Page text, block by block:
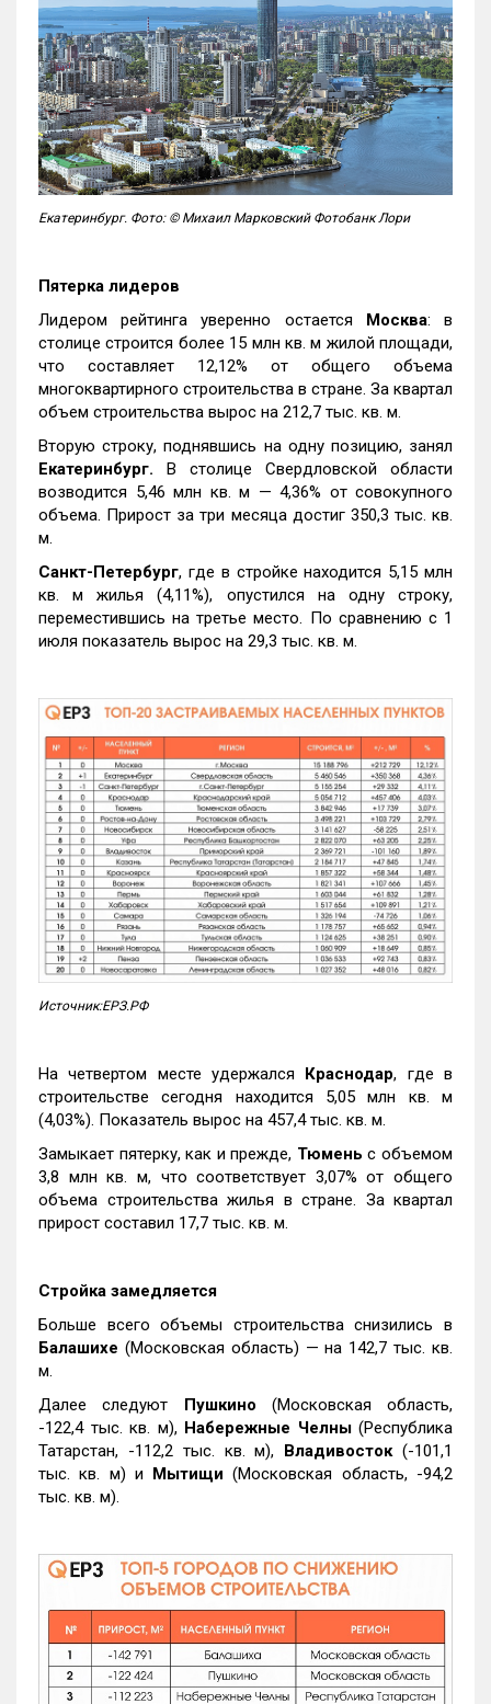
Екатеринбург. Фото: © Михаил Марковский Фотобанк Лори
Пятерка лидеров
Лидером рейтинга уверенно остается Москва: в
столице строится более 15 млн кв. м жилой площади,
что составляет 12,12% от общего объема
многоквартирного строительства в стране. За квартал
объем строительства вырос на 212,7 тыс. кв. м.
Вторую строку, поднявшись на одну позицию, занял
Екатеринбург. В столице Свердловской области
возводится 5,46 млн кв. м — 4,36% от совокупного
объема. Прирост за три месяца достиг 350,3 тыс. кв.
м.
Санкт-Петербург, где в стройке находится 5,15 млн
кв. м жилья (4,11%), опустился на одну строку,
переместившись на третье место. По сравнению с 1
июля показатель вырос на 29,3 тыс. кв. м.
Источник:ЕРЗ.РФ
На четвертом месте удержался Краснодар, где в
строительстве сегодня находится 5,05 млн кв. м
(4,03%). Показатель вырос на 457,4 тыс. кв. м.
Замыкает пятерку, как и прежде, Тюмень с объемом
3,8 млн кв. м, что соответствует 3,07% от общего
объема строительства жилья в стране. За квартал
прирост составил 17,7 тыс. кв. м.
Стройка замедляется
Больше всего объемы строительства снизились в
Балашихе (Московская область) — на 142,7 тыс. кв.
м.
Далее следуют Пушкино (Московская область,
-122,4 тыс. кв. м), Набережные Челны(Республика
Татарстан, -112,2 тыс. кв. м), Владивосток(-101,1
тыс. кв. м) и Мытищи (Московская область, -94,2
тыс. кв. м).